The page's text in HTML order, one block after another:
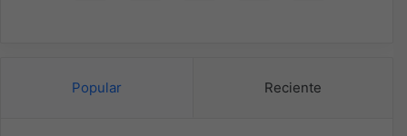
Popular Reciente